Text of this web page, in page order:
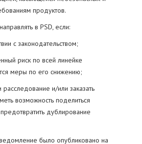
продуктов.
в PSD, если:
с законодательством;
риск по всей линейке
меры по его снижению;
расследование и/или заказать
возможность поделиться
дублирование
было опубликовано на